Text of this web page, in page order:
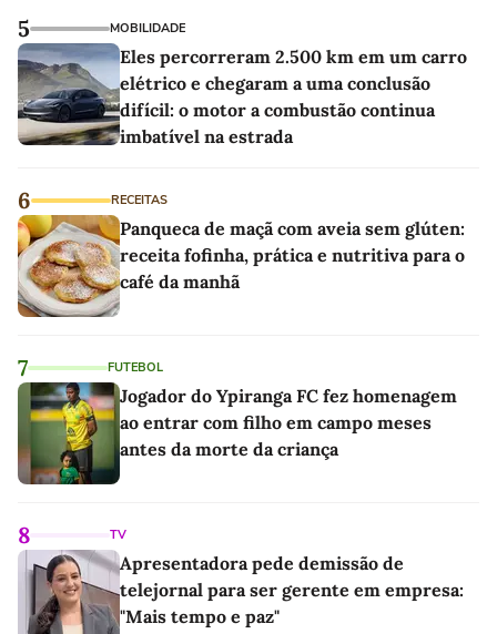
5 MOBILIDADE
Eles percorreram 2.500 km em um carro
elétrico e chegaram a uma conclusão
difícil: o motor a combustão continua
imbatível na estrada
6 RECEITAS
Panqueca de maçã com aveia sem glúten:
receita fofinha, prática e nutritiva para o
café da manhã
7 FUTEBOL
Jogador do Ypiranga FC fez homenagem
ao entrar com filho em campo meses
antes da morte da criança
8 TV
Apresentadora pede demissão de
telejornal para ser gerente em empresa:
"Mais tempo e paz"